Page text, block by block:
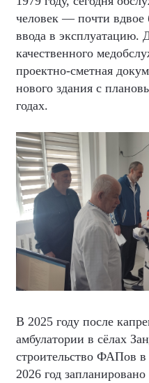
человек — почти
ввода в эксплуатацию.
качественного
проектно-сметная
нового здания с
годах.
В 2025 году после
амбулатории в сёлах
строительство ФАПов
2026 год